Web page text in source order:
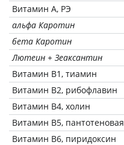
Витамин А, РЭ
альфа Каротин
бета Каротин
Лютеин + Зеаксантин
Витамин В1, тиамин
Витамин В2, рибофлавин
Витамин В4, холин
Витамин В5, пантотеновая
Витамин В6, пиридоксин